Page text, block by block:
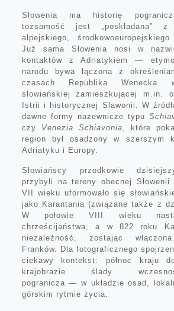
Słowenia ma historię
tożsamość jest „poskładana”
alpejskiego,
Już sama Słowenia nosi w
kontaktów z Adriatykiem —
narodu bywa łączona z
czasach Republika Wenecka
słowiańskiej zamieszkującej m.in.
Istrii i historycznej Slawonii. W
dawne formy nazewnicze typu
czy Venezia Schiavonia, które
region był osadzony w szerszym
Adriatyku i Europy.
Słowiańscy przodkowie
przybyli na tereny obecnej
VII wieku uformowało się
jako Karantania (związane także z
W połowie VIII wieku
chrześcijaństwa, a w 822 roku
niezależność, zostając
Franków. Dla fotograficznego
ciekawy kontekst: północ kraju
krajobrazie ślady
pogranicza — w układzie osad,
górskim rytmie życia.